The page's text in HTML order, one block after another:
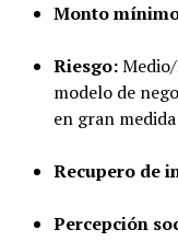
Monto
Riesgo:
modelo de
en gran
Recupero de
Percepción